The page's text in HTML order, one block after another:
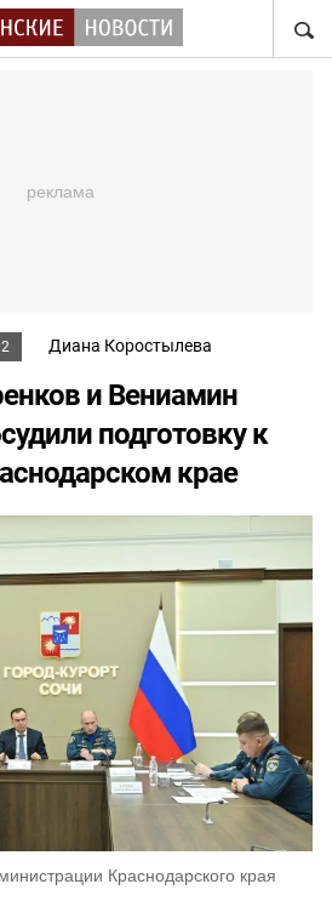
Диана Коростылева
и Вениамин
подготовку к
крае
Краснодарского края